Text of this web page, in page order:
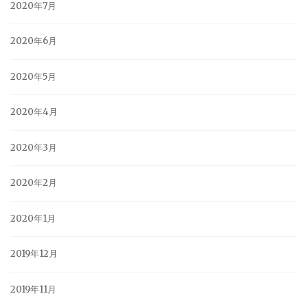
2020年7月
2020年6月
2020年5月
2020年4月
2020年3月
2020年2月
2020年1月
2019年12月
2019年11月